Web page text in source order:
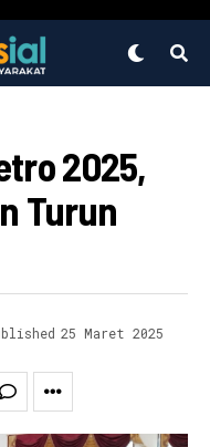
2025,
Turun
25 Maret 2025